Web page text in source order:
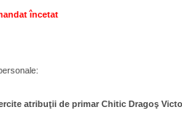
încetat
atribuţii de primar Chitic Dragoş